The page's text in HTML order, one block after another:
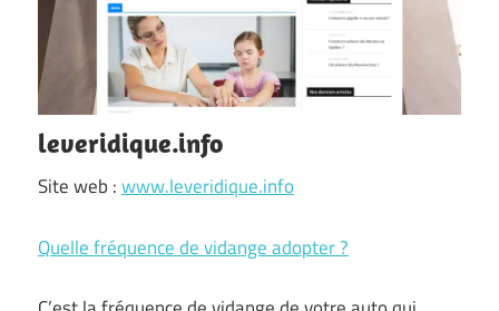
leveridique.info
Site web :www.leveridique.info
Quelle fréquence de vidange adopter ?